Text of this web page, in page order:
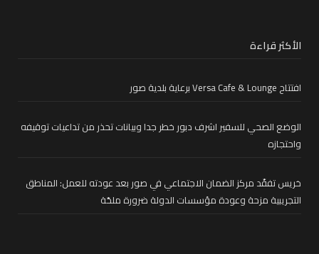
الأكثر قراءة
افتتاح Versa Cafe & Lounge برعاية بلدية صور
الوضع الصحي للسفير اشرف دبور خطر جدا وبيانات تحذر من تداعيات توقيفه
واحتجازه
خريس تفقّد مركز الضمان الاجتماعي في صور بعد عودته للعمل: المناطق
التجريبية مزحة وعودة مؤسسات الدولة ضرورة ملحّة